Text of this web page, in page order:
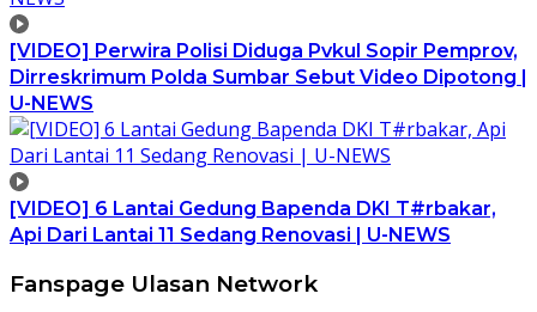
[VIDEO] Perwira Polisi Diduga Pvkul Sopir Pemprov,
Dirreskrimum Polda Sumbar Sebut Video Dipotong |
U-NEWS
[VIDEO] 6 Lantai Gedung Bapenda DKI T#rbakar,
Api Dari Lantai 11 Sedang Renovasi | U-NEWS
Fanspage Ulasan Network